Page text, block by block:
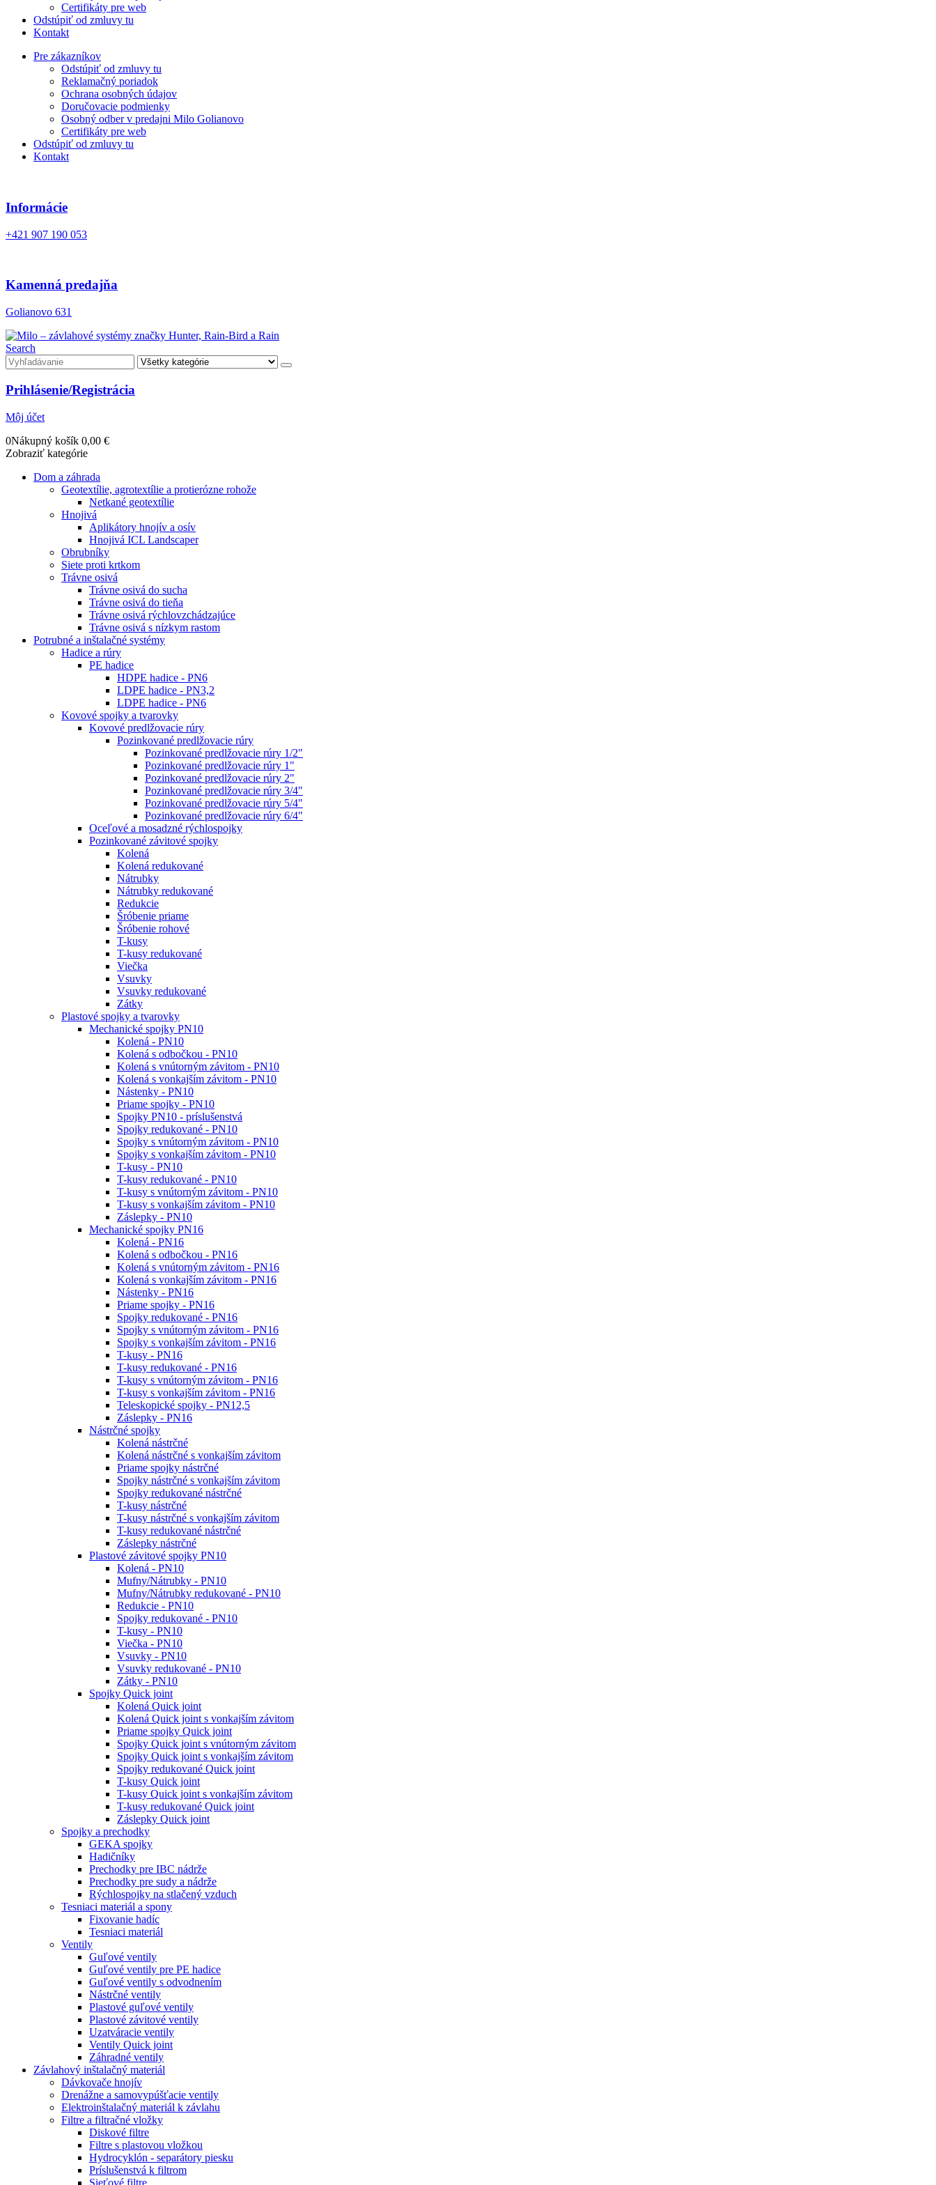
Certifikáty pre web
Odstúpiť od zmluvy tu
Kontakt
Pre zákazníkov
Odstúpiť od zmluvy tu
Reklamačný poriadok
Ochrana osobných údajov
Doručovacie podmienky
Osobný odber v predajni Milo Golianovo
Certifikáty pre web
Odstúpiť od zmluvy tu
Kontakt
Informácie
+421 907 190 053
Kamenná predajňa
Golianovo 631
Search
Prihlásenie/Registrácia
Môj účet
0Nákupný košík 0,00 €
Zobraziť kategórie
Dom a záhrada
Geotextílie, agrotextílie a protierózne rohože
Netkané geotextílie
Hnojivá
Aplikátory hnojív a osív
Hnojivá ICL Landscaper
Obrubníky
Siete proti krtkom
Trávne osivá
Trávne osivá do sucha
Trávne osivá do tieňa
Trávne osivá rýchlovzchádzajúce
Trávne osivá s nízkym rastom
Potrubné a inštalačné systémy
Hadice a rúry
PE hadice
HDPE hadice - PN6
LDPE hadice - PN3,2
LDPE hadice - PN6
Kovové spojky a tvarovky
Kovové predlžovacie rúry
Pozinkované predlžovacie rúry
Pozinkované predlžovacie rúry 1/2"
Pozinkované predlžovacie rúry 1"
Pozinkované predlžovacie rúry 2"
Pozinkované predlžovacie rúry 3/4"
Pozinkované predlžovacie rúry 5/4"
Pozinkované predlžovacie rúry 6/4"
Oceľové a mosadzné rýchlospojky
Pozinkované závitové spojky
Kolená
Kolená redukované
Nátrubky
Nátrubky redukované
Redukcie
Šróbenie priame
Šróbenie rohové
T-kusy
T-kusy redukované
Viečka
Vsuvky
Vsuvky redukované
Zátky
Plastové spojky a tvarovky
Mechanické spojky PN10
Kolená - PN10
Kolená s odbočkou - PN10
Kolená s vnútorným závitom - PN10
Kolená s vonkajším závitom - PN10
Nástenky - PN10
Priame spojky - PN10
Spojky PN10 - príslušenstvá
Spojky redukované - PN10
Spojky s vnútorným závitom - PN10
Spojky s vonkajším závitom - PN10
T-kusy - PN10
T-kusy redukované - PN10
T-kusy s vnútorným závitom - PN10
T-kusy s vonkajším závitom - PN10
Záslepky - PN10
Mechanické spojky PN16
Kolená - PN16
Kolená s odbočkou - PN16
Kolená s vnútorným závitom - PN16
Kolená s vonkajším závitom - PN16
Nástenky - PN16
Priame spojky - PN16
Spojky redukované - PN16
Spojky s vnútorným závitom - PN16
Spojky s vonkajším závitom - PN16
T-kusy - PN16
T-kusy redukované - PN16
T-kusy s vnútorným závitom - PN16
T-kusy s vonkajším závitom - PN16
Teleskopické spojky - PN12,5
Záslepky - PN16
Nástrčné spojky
Kolená nástrčné
Kolená nástrčné s vonkajším závitom
Priame spojky nástrčné
Spojky nástrčné s vonkajším závitom
Spojky redukované nástrčné
T-kusy nástrčné
T-kusy nástrčné s vonkajším závitom
T-kusy redukované nástrčné
Záslepky nástrčné
Plastové závitové spojky PN10
Kolená - PN10
Mufny/Nátrubky - PN10
Mufny/Nátrubky redukované - PN10
Redukcie - PN10
Spojky redukované - PN10
T-kusy - PN10
Viečka - PN10
Vsuvky - PN10
Vsuvky redukované - PN10
Zátky - PN10
Spojky Quick joint
Kolená Quick joint
Kolená Quick joint s vonkajším závitom
Priame spojky Quick joint
Spojky Quick joint s vnútorným závitom
Spojky Quick joint s vonkajším závitom
Spojky redukované Quick joint
T-kusy Quick joint
T-kusy Quick joint s vonkajším závitom
T-kusy redukované Quick joint
Záslepky Quick joint
Spojky a prechodky
GEKA spojky
Hadičníky
Prechodky pre IBC nádrže
Prechodky pre sudy a nádrže
Rýchlospojky na stlačený vzduch
Tesniaci materiál a spony
Fixovanie hadíc
Tesniaci materiál
Ventily
Guľové ventily
Guľové ventily pre PE hadice
Guľové ventily s odvodnením
Nástrčné ventily
Plastové guľové ventily
Plastové závitové ventily
Uzatváracie ventily
Ventily Quick joint
Záhradné ventily
Závlahový inštalačný materiál
Dávkovače hnojív
Drenážne a samovypúšťacie ventily
Elektroinštalačný materiál k závlahu
Filtre a filtračné vložky
Diskové filtre
Filtre s plastovou vložkou
Hydrocyklón - separátory piesku
Príslušenstvá k filtrom
Sieťové filtre